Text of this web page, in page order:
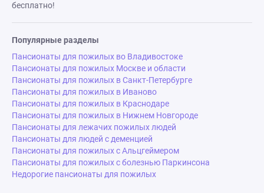
бесплатно!
Популярные разделы
Пансионаты для пожилых во Владивостоке
Пансионаты для пожилых Москве и области
Пансионаты для пожилых в Санкт-Петербурге
Пансионаты для пожилых в Иваново
Пансионаты для пожилых в Краснодаре
Пансионаты для пожилых в Нижнем Новгороде
Пансионаты для лежачих пожилых людей
Пансионаты для людей с деменцией
Пансионаты для пожилых с Альцгеймером
Пансионаты для пожилых с болезнью Паркинсона
Недорогие пансионаты для пожилых